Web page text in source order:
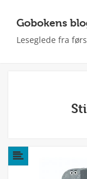
Gobokens
Leseglede fra